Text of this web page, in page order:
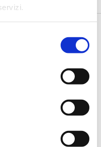
"L’AI va